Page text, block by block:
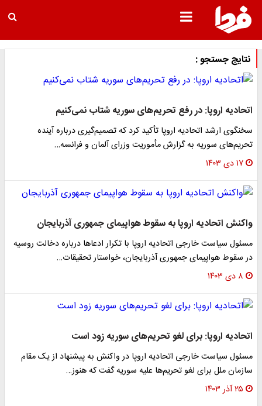
نتایج جستجو :
اتحادیه اروپا: در رفع تحریم‌های سوریه شتاب نمی‌کنیم
سخنگوی ارشد اتحادیه اروپا تأکید کرد که تصمیم‌گیری درباره آینده
تحریم‌های سوریه به گزارش مأموریت وزرای آلمان و فرانسه…
۱۷ دی ۱۴۰۳
واکنش اتحادیه اروپا به سقوط هواپیمای جمهوری آذربایجان
مسئول سیاست خارجی اتحادیه اروپا با تکرار ادعاها درباره دخالت روسیه
در سقوط هواپیمای جمهوری آذربایجان، خواستار تحقیقات…
۸ دی ۱۴۰۳
اتحادیه اروپا: برای لغو تحریم‌های سوریه زود است
مسئول سیاست خارجی اتحادیه اروپا در واکنش به پیشنهاد از یک مقام
سازمان ملل برای لغو تحریم‌ها علیه سوریه گفت که هنوز…
۲۵ آذر ۱۴۰۳